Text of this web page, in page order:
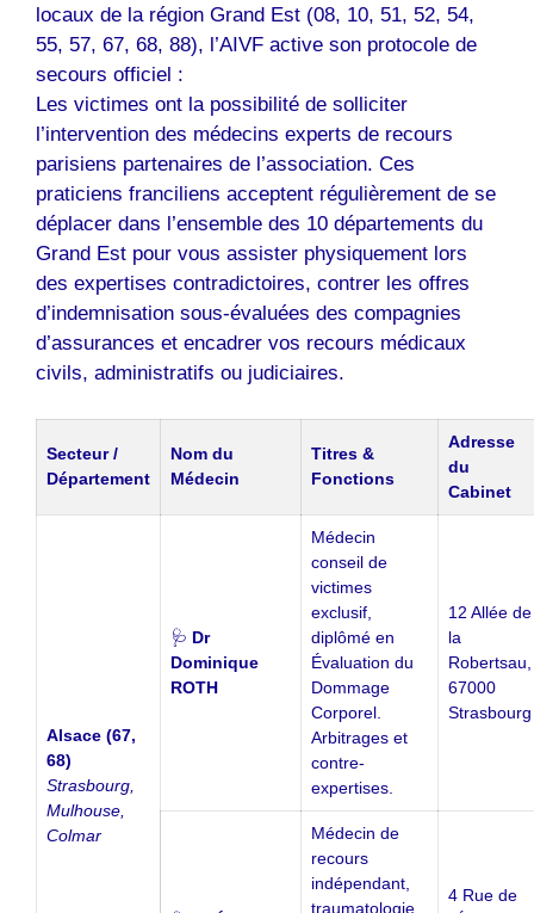
locaux de la région Grand Est (08, 10, 51, 52, 54,
55, 57, 67, 68, 88), l’AIVF active son protocole de
secours officiel :
Les victimes ont la possibilité de solliciter
l’intervention des médecins experts de recours
parisiens partenaires de l’association. Ces
praticiens franciliens acceptent régulièrement de se
déplacer dans l’ensemble des 10 départements du
Grand Est pour vous assister physiquement lors
des expertises contradictoires, contrer les offres
d’indemnisation sous-évaluées des compagnies
d’assurances et encadrer vos recours médicaux
civils, administratifs ou judiciaires.
Secteur /
Département
Nom du
Médecin
Titres &
Fonctions
Adresse
du
Cabinet
Alsace (67,
68)
Strasbourg,
Mulhouse,
Colmar
🩺 Dr
Dominique
ROTH
Médecin
conseil de
victimes
exclusif,
diplômé en
Évaluation du
Dommage
Corporel.
Arbitrages et
contre-
expertises.
12 Allée de
la
Robertsau,
67000
Strasbourg
Médecin de
recours
indépendant,
traumatologie
4 Rue de